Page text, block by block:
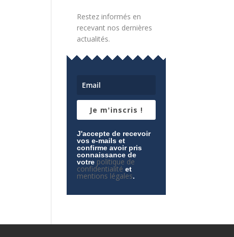
Restez informés en
recevant nos dernières
actualités.
Je m'inscris !
J'accepte de recevoir
vos e-mails et
confirme avoir pris
connaissance de
votre politique de
confidentialité et
mentions légales.